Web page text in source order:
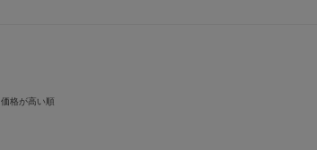
価格が高い順